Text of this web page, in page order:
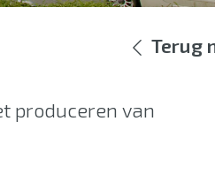
Terug
produceren van